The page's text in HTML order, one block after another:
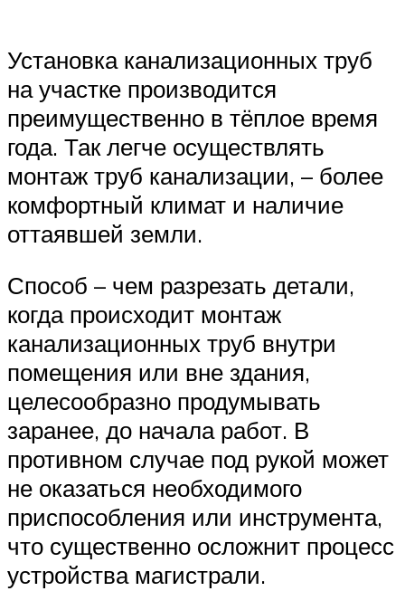
Установка канализационных труб
на участке производится
преимущественно в тёплое время
года. Так легче осуществлять
монтаж труб канализации, – более
комфортный климат и наличие
оттаявшей земли.
Способ – чем разрезать детали,
когда происходит монтаж
канализационных труб внутри
помещения или вне здания,
целесообразно продумывать
заранее, до начала работ. В
противном случае под рукой может
не оказаться необходимого
приспособления или инструмента,
что существенно осложнит процесс
устройства магистрали.